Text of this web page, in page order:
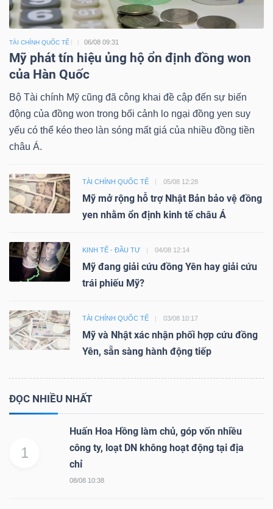
TÀI CHÍNH QUỐC TẾ 06/08 09:31
Mỹ phát tín hiệu ủng hộ ổn định đồng won
của Hàn Quốc
Bộ Tài chính Mỹ cũng đã công khai đề cập đến sự biến
động của đồng won trong bối cảnh lo ngại đồng yen suy
yếu có thể kéo theo làn sóng mất giá của nhiều đồng tiền
châu Á.
TÀI CHÍNH QUỐC TẾ 05/08 12:28
Mỹ mở rộng hỗ trợ Nhật Bản bảo vệ đồng
yen nhằm ổn định kinh tế châu Á
KINH TẾ - ĐẦU TƯ 04/08 12:14
Mỹ đang giải cứu đồng Yên hay giải cứu
trái phiếu Mỹ?
TÀI CHÍNH QUỐC TẾ 03/08 10:17
Mỹ và Nhật xác nhận phối hợp cứu đồng
Yên, sẵn sàng hành động tiếp
ĐỌC NHIỀU NHẤT
1
Huấn Hoa Hồng làm chủ, góp vốn nhiều
công ty, loạt DN không hoạt động tại địa
chỉ
08/08 10:38